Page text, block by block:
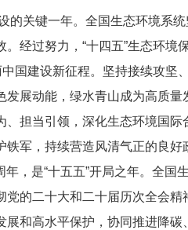
的关键一年。全国生态环境系
经过努力，“十四五”生态环
国建设新征程。坚持接续攻
展动能，绿水青山成为高质
担当引领，深化生态环境国
军，持续营造风清气正的良好
，是“十五五”开局之年。全
的二十大和二十届历次全会
和高水平保护，协同推进降